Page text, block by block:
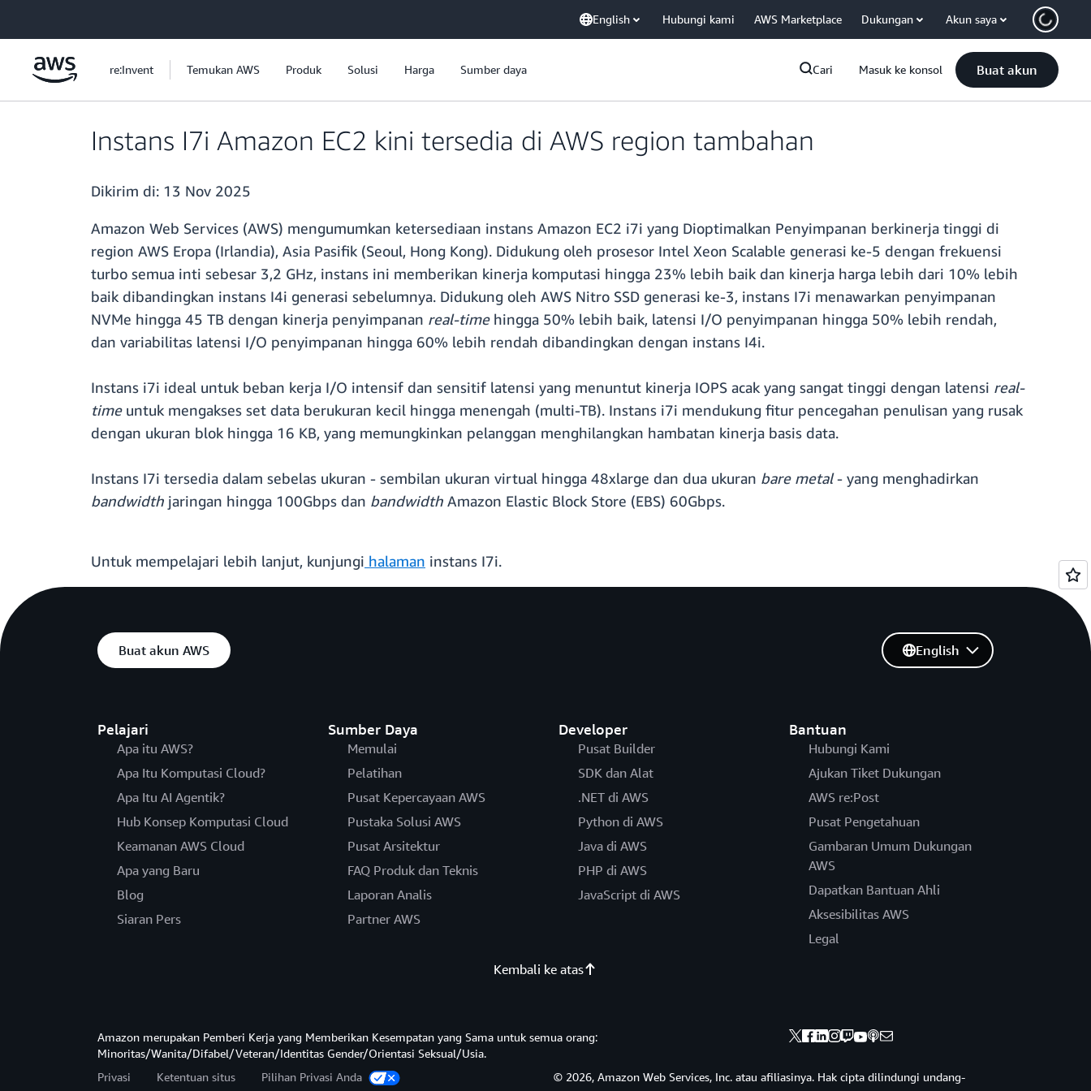
English Hubungi kami AWS Marketplace Dukungan Akun saya
re:Invent Temukan AWS Produk Solusi Harga Sumber daya Cari Masuk ke konsol Buat akun
Instans I7i Amazon EC2 kini tersedia di AWS region tambahan
Dikirim di: 13 Nov 2025
Amazon Web Services (AWS) mengumumkan ketersediaan instans Amazon EC2 i7i yang Dioptimalkan Penyimpanan berkinerja tinggi di
region AWS Eropa (Irlandia), Asia Pasifik (Seoul, Hong Kong). Didukung oleh prosesor Intel Xeon Scalable generasi ke-5 dengan frekuensi
turbo semua inti sebesar 3,2 GHz, instans ini memberikan kinerja komputasi hingga 23% lebih baik dan kinerja harga lebih dari 10% lebih
baik dibandingkan instans I4i generasi sebelumnya. Didukung oleh AWS Nitro SSD generasi ke-3, instans I7i menawarkan penyimpanan
NVMe hingga 45 TB dengan kinerja penyimpanan real-timehingga 50% lebih baik, latensi I/O penyimpanan hingga 50% lebih rendah,
dan variabilitas latensi I/O penyimpanan hingga 60% lebih rendah dibandingkan dengan instans I4i.
Instans i7i ideal untuk beban kerja I/O intensif dan sensitif latensi yang menuntut kinerja IOPS acak yang sangat tinggi dengan latensi real-
timeuntuk mengakses set data berukuran kecil hingga menengah (multi-TB). Instans i7i mendukung fitur pencegahan penulisan yang rusak
dengan ukuran blok hingga 16 KB, yang memungkinkan pelanggan menghilangkan hambatan kinerja basis data.
Instans I7i tersedia dalam sebelas ukuran - sembilan ukuran virtual hingga 48xlarge dan dua ukuran bare metal- yang menghadirkan
bandwidth jaringan hingga 100Gbps dan bandwidth Amazon Elastic Block Store (EBS) 60Gbps.
Untuk mempelajari lebih lanjut, kunjungi halaman instans I7i.
Buat akun AWS
Pelajari
Apa itu AWS?
Apa Itu Komputasi Cloud?
Apa Itu AI Agentik?
Hub Konsep Komputasi Cloud
Keamanan AWS Cloud
Apa yang Baru
Blog
Siaran Pers
Sumber Daya
Memulai
Pelatihan
Pusat Kepercayaan AWS
Pustaka Solusi AWS
Pusat Arsitektur
FAQ Produk dan Teknis
Laporan Analis
Partner AWS
Developer
Pusat Builder
SDK dan Alat
.NET di AWS
Python di AWS
Java di AWS
PHP di AWS
JavaScript di AWS
Bantuan
Hubungi Kami
Ajukan Tiket Dukungan
AWS re:Post
Pusat Pengetahuan
Gambaran Umum Dukungan
AWS
Dapatkan Bantuan Ahli
Aksesibilitas AWS
Legal
English
Kembali ke atas
Amazon merupakan Pemberi Kerja yang Memberikan Kesempatan yang Sama untuk semua orang:
Minoritas/Wanita/Difabel/Veteran/Identitas Gender/Orientasi Seksual/Usia.
Privasi
Ketentuan situs
Pilihan Privasi Anda
© 2026, Amazon Web Services, Inc. atau afiliasinya. Hak cipta dilindungi undang-